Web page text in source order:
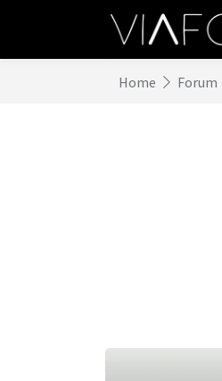
Home Forum